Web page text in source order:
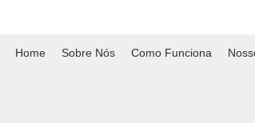
Home Sobre Nós Como Funciona